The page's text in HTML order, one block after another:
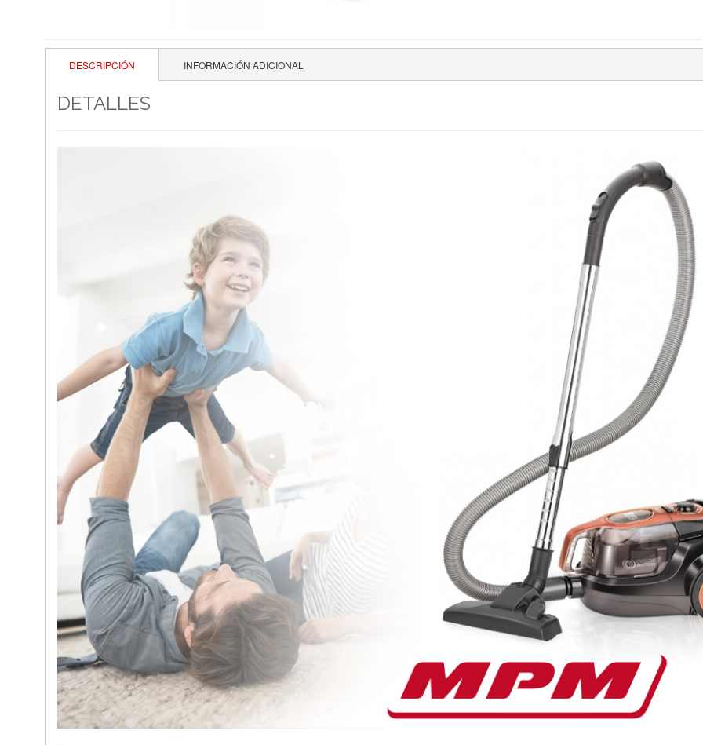
DESCRIPCIÓN INFORMACIÓN ADICIONAL
DETALLES